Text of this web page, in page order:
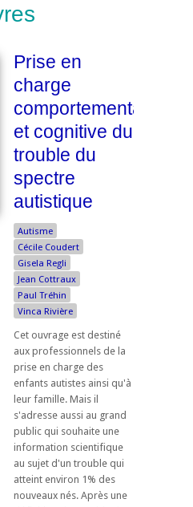
Prise en
charge
comportementale
et cognitive du
trouble du
spectre
autistique
Autisme
Cécile Coudert
Gisela Regli
Jean Cottraux
Paul Tréhin
Vinca Rivière
Cet ouvrage est destiné
aux professionnels de la
prise en charge des
enfants autistes ainsi qu'à
leur famille. Mais il
s'adresse aussi au grand
public qui souhaite une
information scientifique
au sujet d'un trouble qui
atteint environ 1% des
nouveaux nés. Après une